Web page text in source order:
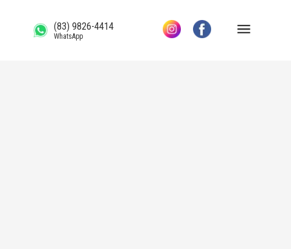
(83) 9826-4414
WhatsApp